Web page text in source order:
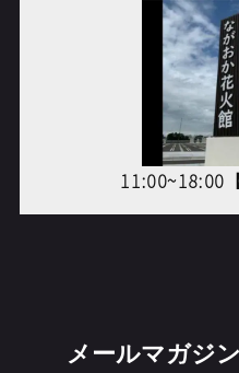
11:00~18:00
メールマガジ